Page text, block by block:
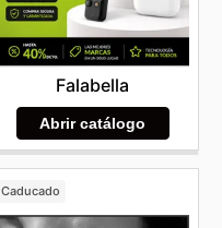
Falabella
Abrir catálogo
Caducado